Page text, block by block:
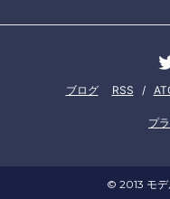
ブログ RSS /
プ
© 2013 モデ